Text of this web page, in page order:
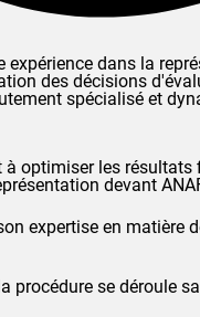
dans la
des décisions
spécialisé et
optimiser les
devant
expertise en matière
procédure se déroule